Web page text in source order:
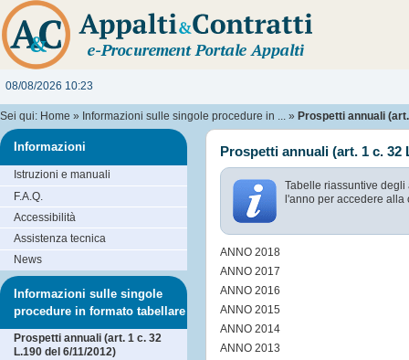
08/08/2026 10:23
Sei qui: Home » Informazioni sulle singole procedure in ... » Prospetti annuali
Prospetti annuali (art. 1 c. 32
Tabelle riassuntive
l'anno per accedere
ANNO 2018
ANNO 2017
ANNO 2016
ANNO 2015
ANNO 2014
ANNO 2013
Informazioni
Istruzioni e manuali
F.A.Q.
Accessibilità
Assistenza tecnica
News
Informazioni sulle singole
procedure in formato tabellare
Prospetti annuali (art. 1 c. 32
L.190 del 6/11/2012)